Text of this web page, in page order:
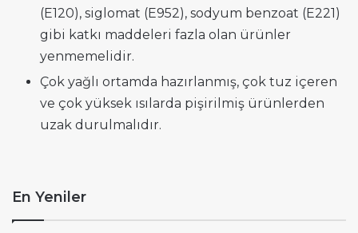
(E120), siglomat (E952), sodyum benzoat (E221)
gibi katkı maddeleri fazla olan ürünler
yenmemelidir.
Çok yağlı ortamda hazırlanmış, çok tuz içeren
ve çok yüksek ısılarda pişirilmiş ürünlerden
uzak durulmalıdır.
En Yeniler